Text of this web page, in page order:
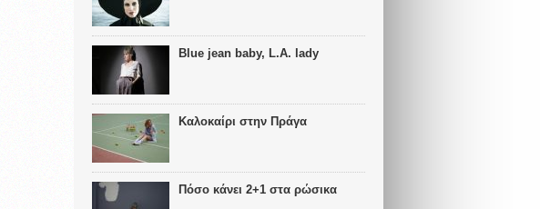
Blue jean baby, L.A. lady
Καλοκαίρι στην Πράγα
Πόσο κάνει 2+1 στα ρώσικα